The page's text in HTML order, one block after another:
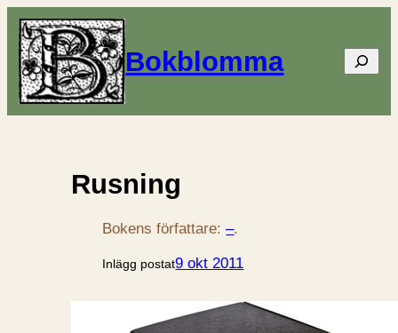
Bokblomma Sök
Rusning
Bokens författare:–.
Inlägg postat9 okt 2011